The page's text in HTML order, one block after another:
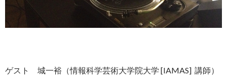
ゲスト 城一裕（情報科学芸術大学院大学 [IAMAS] 講師）